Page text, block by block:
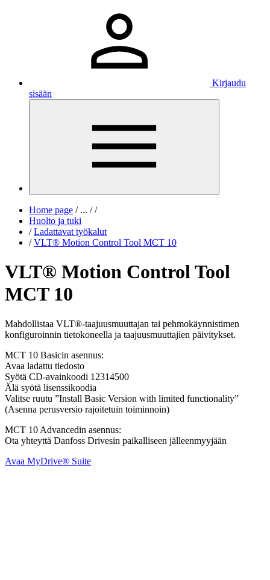
Kirjaudu
sisään
Home page /... / /
Huolto ja tuki
/ Ladattavat työkalut
/ VLT® Motion Control Tool MCT 10
VLT® Motion Control Tool
MCT 10
Mahdollistaa VLT®-taajuusmuuttajan tai pehmokäynnistimen
konfiguroinnin tietokoneella ja taajuusmuuttajien päivitykset.
MCT 10 Basicin asennus:
Avaa ladattu tiedosto
Syötä CD-avainkoodi 12314500
Älä syötä lisenssikoodia
Valitse ruutu ”Install Basic Version with limited functionality”
(Asenna perusversio rajoitetuin toiminnoin)
MCT 10 Advancedin asennus:
Ota yhteyttä Danfoss Drivesin paikalliseen jälleenmyyjään
Avaa MyDrive® Suite